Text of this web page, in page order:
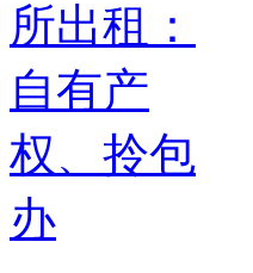
所出租：
自有产
权、拎包
办